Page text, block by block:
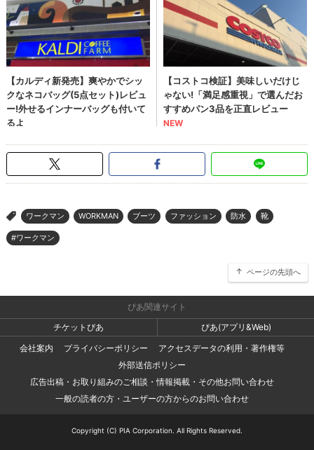
> ワークマン WORKMAN ブーツ ファッション 防水 靴
#ワークマン
ページの先頭へ
ぴあ関連サイト
チケットぴあ
ぴあ(アプリ&Web)
会社案内
プライバシーポリシー
アクセスデータの利用・著作権等
外部送信ポリシー
広告出稿・お取り組みのご相談・情報掲載・その他お問い合わせ
一般の読者の方・ユーザーの方からのお問い合わせ
Copyright (C) PIA Corporation. All Rights Reserved.